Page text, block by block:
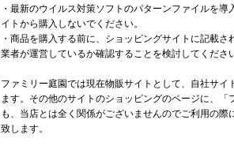
・最新のウイルス対策ソフトのパターンファイルを
イトから購入しないでください。
・商品を購入する前に、ショッピングサイトに記載
業者が運営しているか確認することを検討してください
ファミリー庭園では現在物販サイトとして、自社サ
ます。その他のサイトのショッピングのページに、
も、当店とは全く関係がございませんのでご利用の
致します。